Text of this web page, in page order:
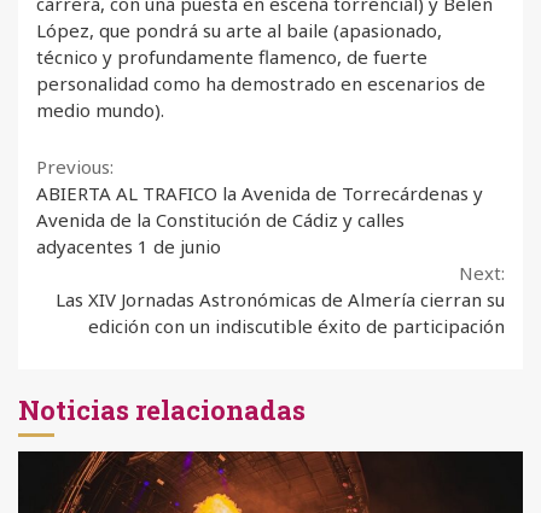
López, que pondrá su arte al baile (apasionado,
técnico y profundamente flamenco, de fuerte
personalidad como ha demostrado en escenarios de
medio mundo).
Continue
Reading
Previous:
ABIERTA AL TRAFICO la Avenida de Torrecárdenas y
Avenida de la Constitución de Cádiz y calles
adyacentes 1 de junio
Next:
Las XIV Jornadas Astronómicas de Almería cierran su
edición con un indiscutible éxito de participación
Noticias relacionadas